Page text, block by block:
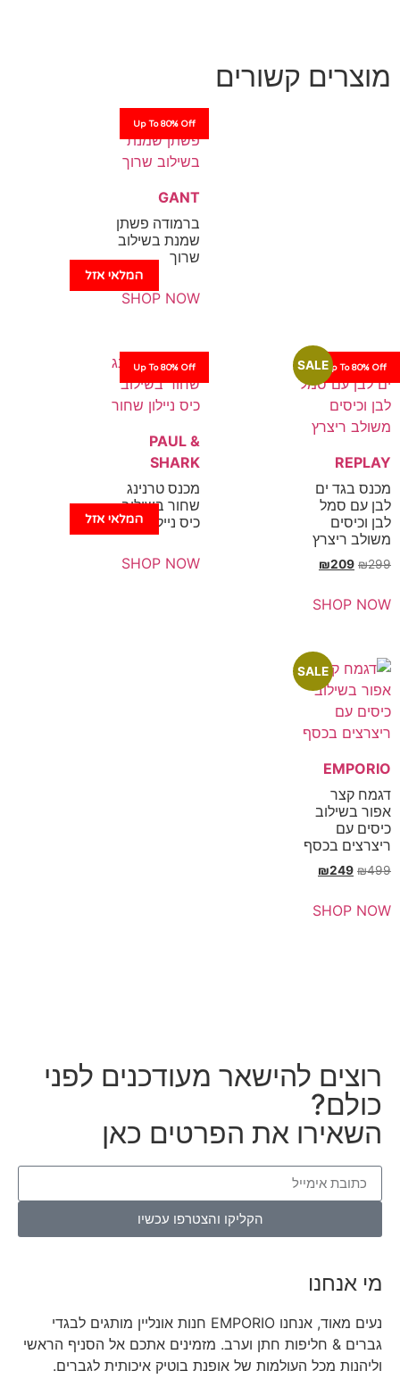
מוצרים קשורים
Up To 80% Off
המלאי אזל
GANT
ברמודה פשתן
שמנת בשילוב
שרוך
SHOP NOW
SALEUp To 80% Off
REPLAY
מכנס בגד ים
לבן עם סמל
לבן וכיסים
משולב ריצרץ
₪299
₪209
SHOP NOW
Up To 80% Off
המלאי אזל
PAUL &
SHARK
מכנס טרנינג
שחור בשילוב
כיס ניילון שחור
SHOP NOW
SALE
EMPORIO
דגמח קצר
אפור בשילוב
כיסים עם
ריצרצים בכסף
₪499
₪249
SHOP NOW
רוצים להישאר מעודכנים לפני
כולם?
השאירו את הפרטים כאן
הקליקו והצטרפו עכשיו
מי אנחנו
נעים מאוד, אנחנו EMPORIO חנות אונליין מותגים לבגדי
גברים & חליפות חתן וערב. מזמינים אתכם אל הסניף הראשי
וליהנות מכל העולמות של אופנת בוטיק איכותית לגברים.